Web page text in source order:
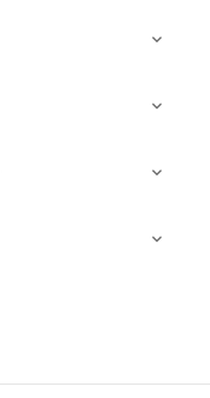



